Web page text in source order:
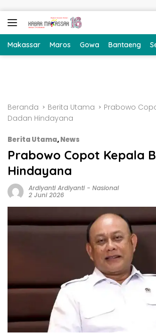
Makassar Maros Gowa Bantaeng
Beranda Berita Utama
Prabowo
Dadan Hindayana
Berita Utama,News
Prabowo Copot Kepala
Hindayana
Ardiyanti Ardiyanti- Nasional
2 Juni 2026